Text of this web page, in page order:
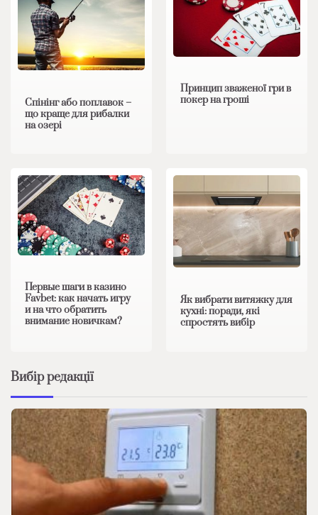
Спінінг або поплавок –
що краще для рибалки
на озері
Принцип зваженої гри в
покер на гроші
Первые шаги в казино
Favbet: как начать игру
и на что обратить
внимание новичкам?
Як вибрати витяжку для
кухні: поради, які
спростять вибір
Вибір редакції